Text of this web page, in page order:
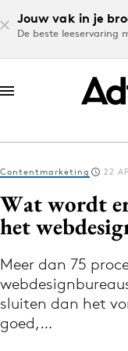
Jouw vak in je
De beste leeservaring
Log in
Volg het
Contentmarketing 22
Wat wordt
het
Meer dan 75
sluiten dan het
goed,…